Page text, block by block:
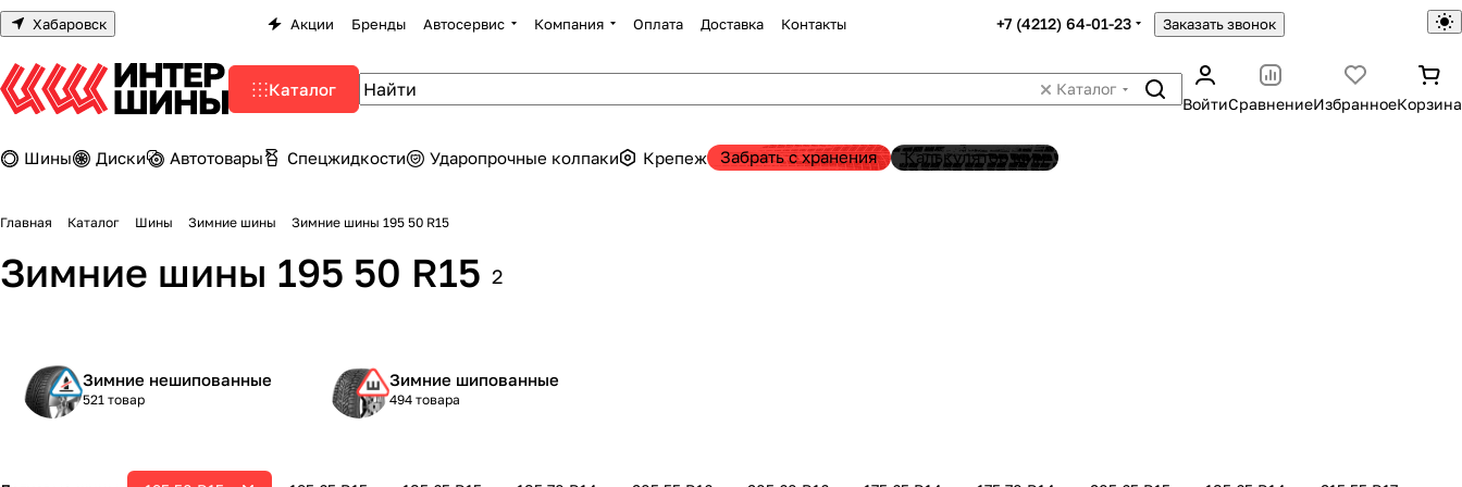
Хабаровск Акции Бренды Автосервис Компания Оплата Доставка Контакты +7 (4212) 64-01-23 Заказать звонок
Каталог
Каталог
ВойтиСравнениеИзбранноеКорзина
Шины Диски Автотовары Спецжидкости Ударопрочные колпаки Крепеж Забрать с хранения Калькулятор шин
Главная Каталог Шины Зимние шины Зимние шины 195 50 R15
Зимние шины 195 50 R15 2
Зимние нешипованные
521 товар
Зимние шипованные
494 товара